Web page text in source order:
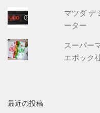
マツダ デ
ーター
スーパー
エポック
最近の投稿